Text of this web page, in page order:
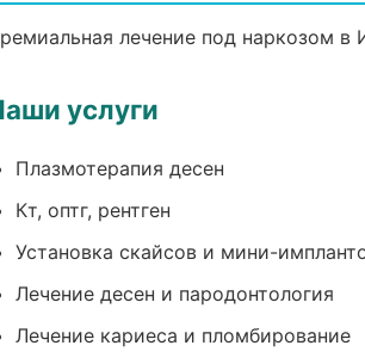
лечение под наркозом в
услуги
Плазмотерапия десен
Кт, оптг, рентген
Установка скайсов и мини-
Лечение десен и пародонтология
Лечение кариеса и пломбирование